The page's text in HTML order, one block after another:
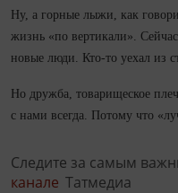
Ну, а горные лыжи, как
жизнь «по вертикали».
новые люди. Кто-то уехал из
Но дружба, товарищеское
с нами всегда. Потому что
Следите за самым
канале Татмедиа